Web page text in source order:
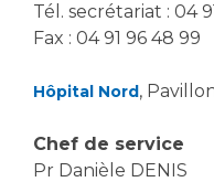
myaphm, votre
Vivre ensemble
Emplois techniques
Emplois socio-
Stages paramédicaux
Tél. secrétariat : 04
Fax : 04 91 96 48 99
Hôpital Nord,
Chef de service
Pr Danièle DENIS